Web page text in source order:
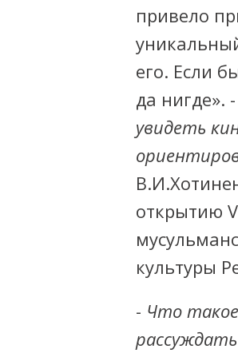
привело
его. Если
да нигде». -
увидеть
открытию
культуры
- Что